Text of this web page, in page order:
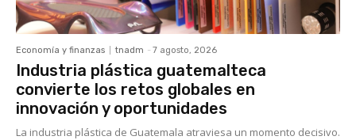
Economía y finanzas tnadm - 7 agosto, 2026
Industria plástica guatemalteca
convierte los retos globales en
innovación y oportunidades
La industria plástica de Guatemala atraviesa un momento decisivo.